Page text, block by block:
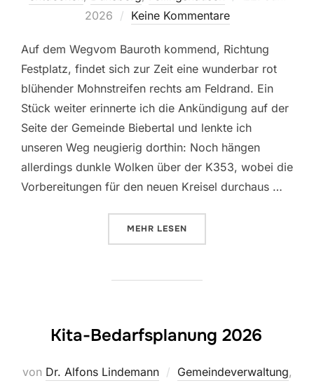
2026
Keine Kommentare
Auf dem Wegvom Bauroth kommend, Richtung
Festplatz, findet sich zur Zeit eine wunderbar rot
blühender Mohnstreifen rechts am Feldrand. Ein
Stück weiter erinnerte ich die Ankündigung auf der
Seite der Gemeinde Biebertal und lenkte ich
unseren Weg neugierig dorthin: Noch hängen
allerdings dunkle Wolken über der K353, wobei die
Vorbereitungen für den neuen Kreisel durchaus …
MEHR ÜBER
LESEN
Kita-Bedarfsplanung 2026
von Dr. Alfons Lindemann Gemeindeverwaltung,